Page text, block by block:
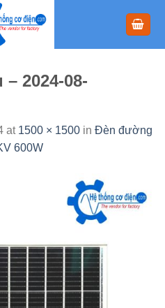
2024-08-
at 1500 × 1500 in Đèn đường
600W